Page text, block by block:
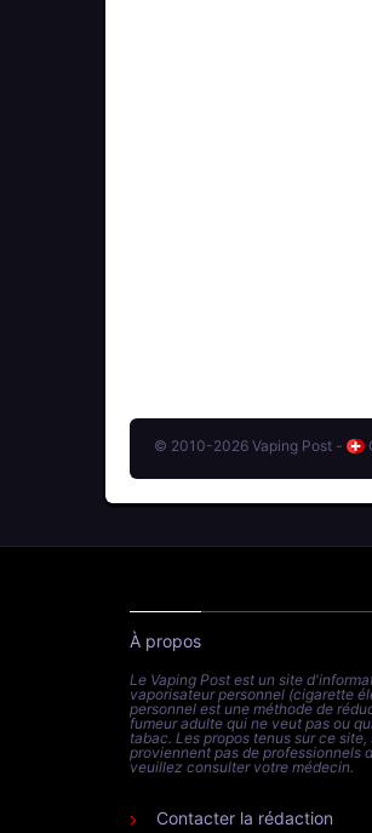
© 2010-2026 Vaping Post -
À propos
Le Vaping Post est un site
vaporisateur personnel (cigarette
personnel est une méthode de
fumeur adulte qui ne veut pas ou
tabac. Les propos tenus sur ce
proviennent pas de professionnels
veuillez consulter votre médecin.
Contacter la rédaction